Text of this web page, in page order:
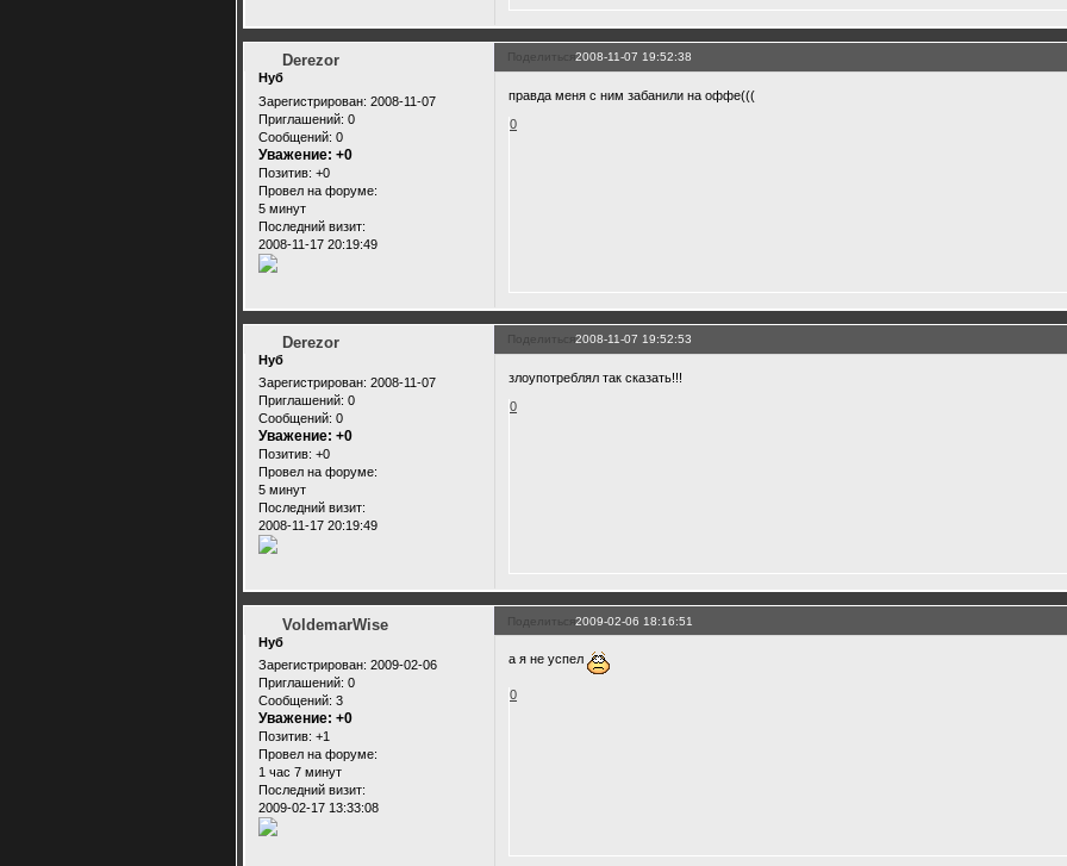
Поделиться2008-11-07 19:52:38
Derezor
Нуб
Зарегистрирован: 2008-11-07
Приглашений: 0
Сообщений: 0
Уважение: +0
Позитив: +0
Провел на форуме:
5 минут
Последний визит:
2008-11-17 20:19:49
правда меня с ним забанили на оффе(((
0
Поделиться2008-11-07 19:52:53
Derezor
Нуб
Зарегистрирован: 2008-11-07
Приглашений: 0
Сообщений: 0
Уважение: +0
Позитив: +0
Провел на форуме:
5 минут
Последний визит:
2008-11-17 20:19:49
злоупотреблял так сказать!!!
0
Поделиться2009-02-06 18:16:51
VoldemarWise
Нуб
Зарегистрирован: 2009-02-06
Приглашений: 0
Сообщений: 3
Уважение: +0
Позитив: +1
Провел на форуме:
1 час 7 минут
Последний визит:
2009-02-17 13:33:08
а я не успел
0